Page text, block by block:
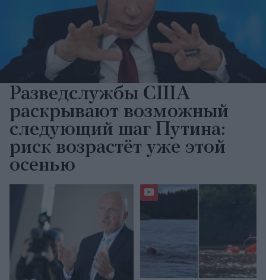
Разведслужбы США
раскрывают возможный
следующий шаг Путина:
риск возрастёт уже этой
осенью